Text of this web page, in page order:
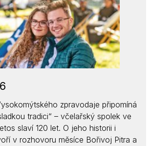
zpravodaje připomíná
tradici“ – včelařský spolek ve
slaví 120 let. O jeho historii i
v rozhovoru měsíce Bořivoj Pitra a